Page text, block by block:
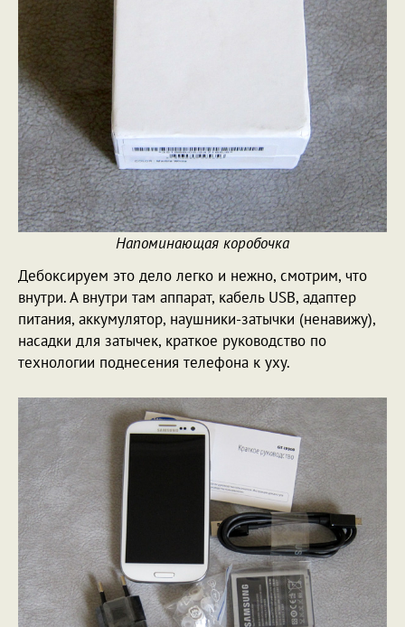
Напоминающая коробочка
Дебоксируем это дело легко и нежно, смотрим, что
внутри. А внутри там аппарат, кабель USB, адаптер
питания, аккумулятор, наушники-затычки (ненавижу),
насадки для затычек, краткое руководство по
технологии поднесения телефона к уху.